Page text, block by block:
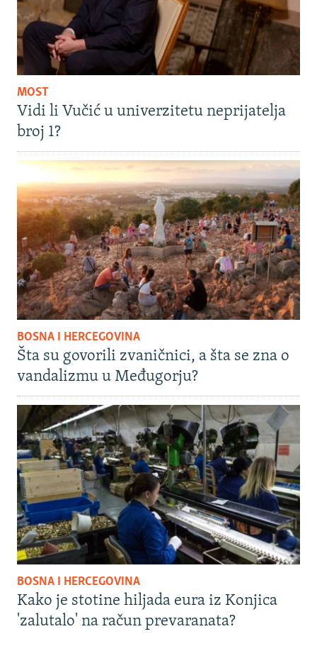
MOST
Vidi li Vučić u univerzitetu neprijatelja
broj 1?
BOSNA I HERCEGOVINA
Šta su govorili zvaničnici, a šta se zna o
vandalizmu u Međugorju?
BOSNA I HERCEGOVINA
Kako je stotine hiljada eura iz Konjica
'zalutalo' na račun prevaranata?